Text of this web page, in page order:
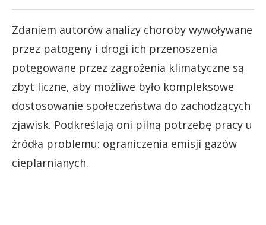
Zdaniem autorów analizy choroby wywoływane
przez patogeny i drogi ich przenoszenia
potęgowane przez zagrożenia klimatyczne są
zbyt liczne, aby możliwe było kompleksowe
dostosowanie społeczeństwa do zachodzących
zjawisk. Podkreślają oni pilną potrzebę pracy u
źródła problemu: ograniczenia emisji gazów
cieplarnianych.